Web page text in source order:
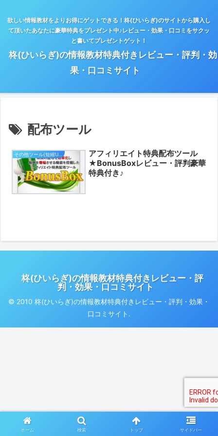
欲しい情報教材をよりお得にゲットできる！柊(ひいらぎ)のサイトから購入し
て頂いたあなたに豪華特典をプレゼント中♪レビュー・効果・口コミをサクッ
と書いてプレゼントゲット！
柊(ひいらぎ)の情報教材特典付きレビュー・評判・効
果・口コミサイト
配布ツール
アフィリエイト特典配布ツール
★BonusBoxレビュー・評判豪華
特典付き♪
柊(ひいらぎ)の情報教材特典付きレビュー・評
判・効果・口コミサイト
© 2010 柊(ひいらぎ)の情報教材特典付きレビュー・評判・効果・
口コミサイト.
ホーム 検索 トップ サイドバー